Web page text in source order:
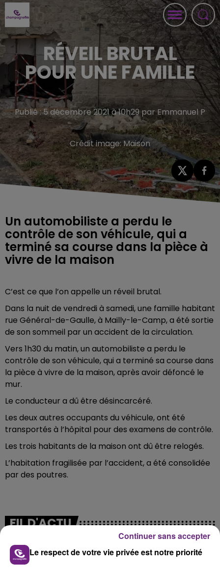
RÉVEIL BRUTAL
POUR UNE FAMILLE
Publié : 5 décembre 2021 à 10h29 par Emmanuel P
Crédit image:Maison
Un automobiliste a perdu le
contrôle de son véhicule, qui a
terminé sa course dans la pièce à
vivre de la maison
C’est ce que l’on appelle un réveil brutal.
Dans la nuit de vendredi à samedi, une famille habitant
rue Général-de-Gaulle, à Mailly-le-Camp, a été sortie
de son sommeil par un accident de la circulation.
Vers 1h30 du matin, un automobiliste a perdu le
contrôle de son véhicule, qui a terminé sa course dans
la pièce à vivre de la maison, après avoir défoncé le
mur.
Le conducteur a dû être désincarcéré.
Les deux autres occupants du véhicule, ont été
transportés à l’hôpital pour des examens de contrôle.
Les trois habitants de la maison ont dû être relogés.
L’habitation fragilisée par l’accident, a été consolidée
par des poutres.
FIL D'ACTU
Le respect de votre vie privée est notre priorité
Continuer sans accepter